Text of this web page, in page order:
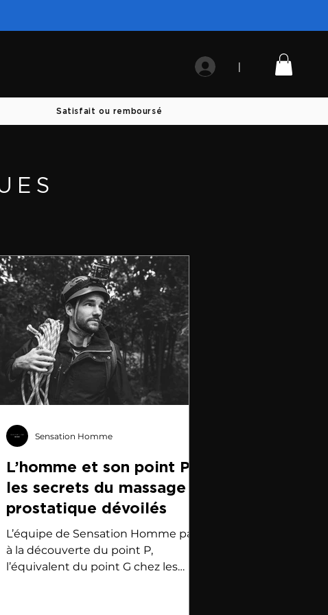
Satisfait ou remboursé
L’homme et son point P :
les secrets du massage
prostatique dévoilés
L’équipe de Sensation Homme part
à la découverte du point P,
l’équivalent du point G chez les
Sensation Homme